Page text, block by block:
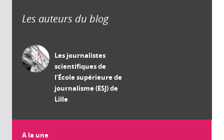
Les auteurs du blog
Les journalistes
scientifiques de
l’École supérieure de
journalisme (ESJ) de
Lille
A la une